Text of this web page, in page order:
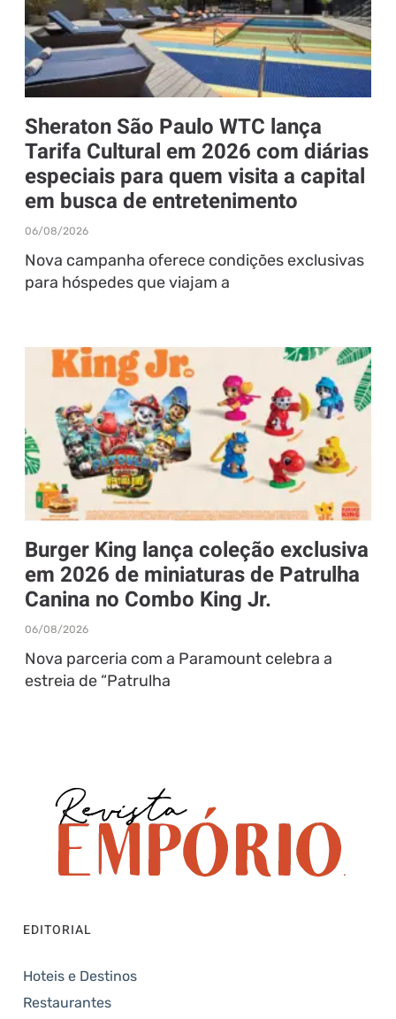
Sheraton São Paulo WTC lança
Tarifa Cultural em 2026 com diárias
especiais para quem visita a capital
em busca de entretenimento
06/08/2026
Nova campanha oferece condições exclusivas
para hóspedes que viajam a
Burger King lança coleção exclusiva
em 2026 de miniaturas de Patrulha
Canina no Combo King Jr.
06/08/2026
Nova parceria com a Paramount celebra a
estreia de “Patrulha
EDITORIAL
Hoteis e Destinos
Restaurantes